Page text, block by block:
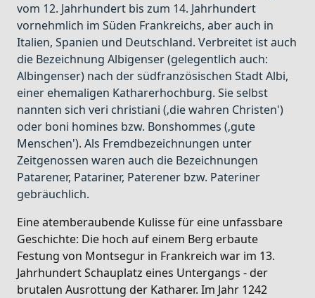
vom 12. Jahrhundert bis zum 14. Jahrhundert
vornehmlich im Süden Frankreichs, aber auch in
Italien, Spanien und Deutschland. Verbreitet ist auch
die Bezeichnung Albigenser (gelegentlich auch:
Albingenser) nach der südfranzösischen Stadt Albi,
einer ehemaligen Katharerhochburg. Sie selbst
nannten sich veri christiani (‚die wahren Christen')
oder boni homines bzw. Bonshommes (‚gute
Menschen'). Als Fremdbezeichnungen unter
Zeitgenossen waren auch die Bezeichnungen
Patarener, Patariner, Paterener bzw. Pateriner
gebräuchlich.
Eine atemberaubende Kulisse für eine unfassbare
Geschichte: Die hoch auf einem Berg erbaute
Festung von Montsegur in Frankreich war im 13.
Jahrhundert Schauplatz eines Untergangs - der
brutalen Ausrottung der Katharer. Im Jahr 1242